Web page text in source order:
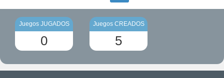
Juegos JUGADOS
0
Juegos CREADOS
5